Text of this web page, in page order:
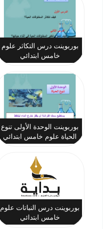
بوربوينت درس التكاثر علوم
خامس ابتدائي
بوربوينت الوحدة الأولى تنوع
الحياة علوم خامس ابتدائي
بوربوينت درس النباتات علوم
خامس ابتدائي